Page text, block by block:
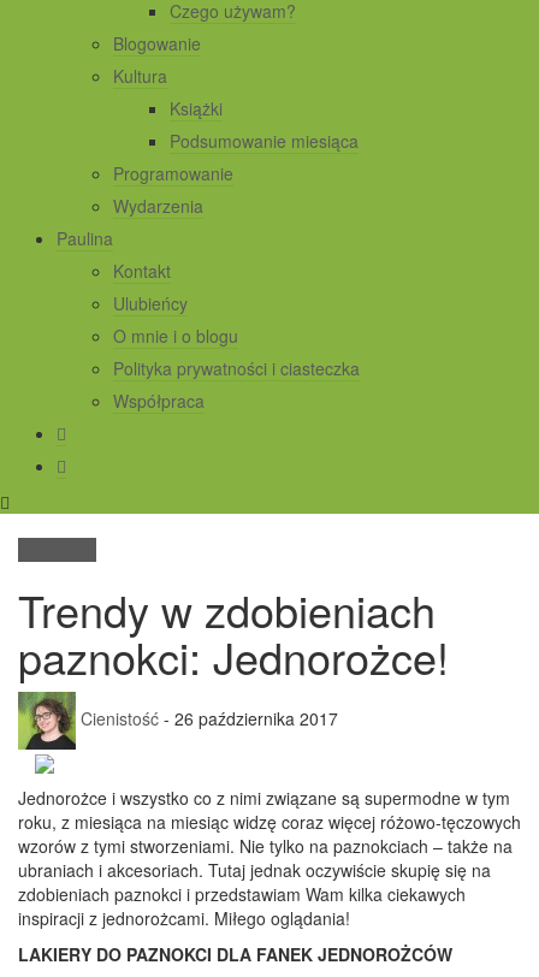
Czego używam?
Blogowanie
Kultura
Książki
Podsumowanie miesiąca
Programowanie
Wydarzenia
Paulina
Kontakt
Ulubieńcy
O mnie i o blogu
Polityka prywatności i ciasteczka
Współpraca
Trendy w zdobieniach
paznokci: Jednorożce!
Cienistość - 26 października 2017
Jednorożce i wszystko co z nimi związane są supermodne w tym
roku, z miesiąca na miesiąc widzę coraz więcej różowo-tęczowych
wzorów z tymi stworzeniami. Nie tylko na paznokciach – także na
ubraniach i akcesoriach. Tutaj jednak oczywiście skupię się na
zdobieniach paznokci i przedstawiam Wam kilka ciekawych
inspiracji z jednorożcami. Miłego oglądania!
LAKIERY DO PAZNOKCI DLA FANEK JEDNOROŻCÓW